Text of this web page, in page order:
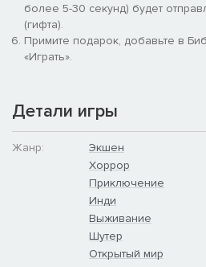
Main features:
Вид от первого лица разных
историю под разными углами и
Ужасные враги – детальная
и свое расположение на
Загадки в окружении – найти
ищите подсказки
Классическая механика –
точки сохранений, отступления,
сильные враги и многое другое
Современная графика и эффекты
лучше с Unreal Engine 4
Окунитесь в 90-е – оммаж эпохе
более 5-30 секунд) будет
(гифта).
Примите подарок, добавьте в
«Играть».
Детали игры
Жанр:
Экшен
Хоррор
Приключение
Инди
Выживание
Шутер
Открытый мир